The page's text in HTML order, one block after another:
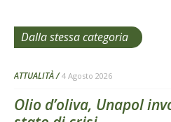
Dalla stessa categoria
ATTUALITÀ 4 Agosto 2026
Olio d’oliva, Unapol